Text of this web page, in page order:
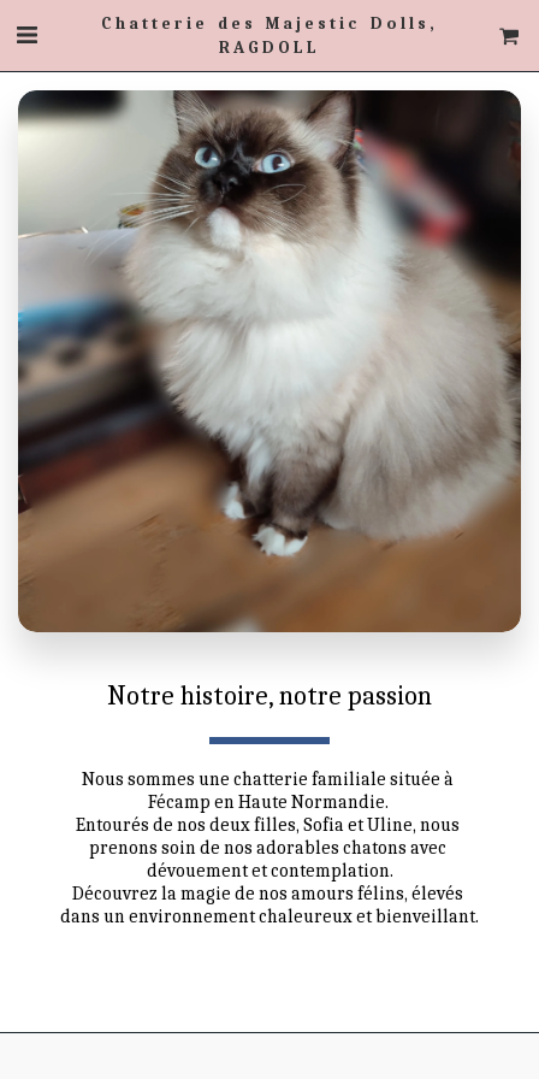
Chatterie des Majestic Dolls,
RAGDOLL
Notre histoire, notre passion
Nous sommes une chatterie familiale située à
Fécamp en Haute Normandie.
Entourés de nos deux filles, Sofia et Uline, nous
prenons soin de nos adorables chatons avec
dévouement et contemplation.
Découvrez la magie de nos amours félins, élevés
dans un environnement chaleureux et bienveillant.